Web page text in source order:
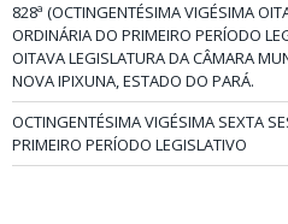
828ª (OCTINGENTÉSIMA VIGÉSIMA
ORDINÁRIA DO PRIMEIRO PERÍODO
OITAVA LEGISLATURA DA CÂMARA
NOVA IPIXUNA, ESTADO DO PARÁ.
OCTINGENTÉSIMA VIGÉSIMA SEXTA
PRIMEIRO PERÍODO LEGISLATIVO